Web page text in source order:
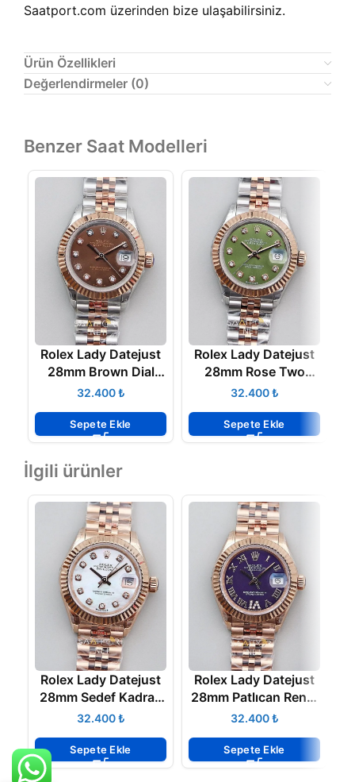
Saatport.com üzerinden bize ulaşabilirsiniz.
Ürün Özellikleri
Değerlendirmeler (0)
Benzer Saat Modelleri
Rolex Lady Datejust
28mm Brown Dial
279171G Eta Saat
₺
Sepete Ekle
Rolex Lady Datejust
28mm Rose Two
Tone 279173 Eta
₺
Sepete Ekle
İlgili ürünler
Rolex Lady Datejust
28mm Sedef Kadran
Full Rose Eta
₺
Sepete Ekle
Rolex Lady Datejust
28mm Patlıcan Rengi
Full Rose Eta
₺
Sepete Ekle